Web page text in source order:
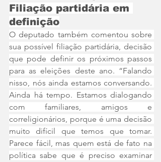
Filiação partidária em
definição
O deputado também comentou sobre
sua possível filiação partidária, decisão
que pode definir os próximos passos
para as eleições deste ano. “Falando
nisso, nós ainda estamos conversando.
Ainda há tempo. Estamos dialogando
com familiares, amigos e
correligionários, porque é uma decisão
muito difícil que temos que tomar.
Parece fácil, mas quem está de fato na
política sabe que é preciso examinar